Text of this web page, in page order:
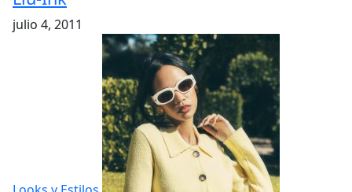
julio 4, 2011